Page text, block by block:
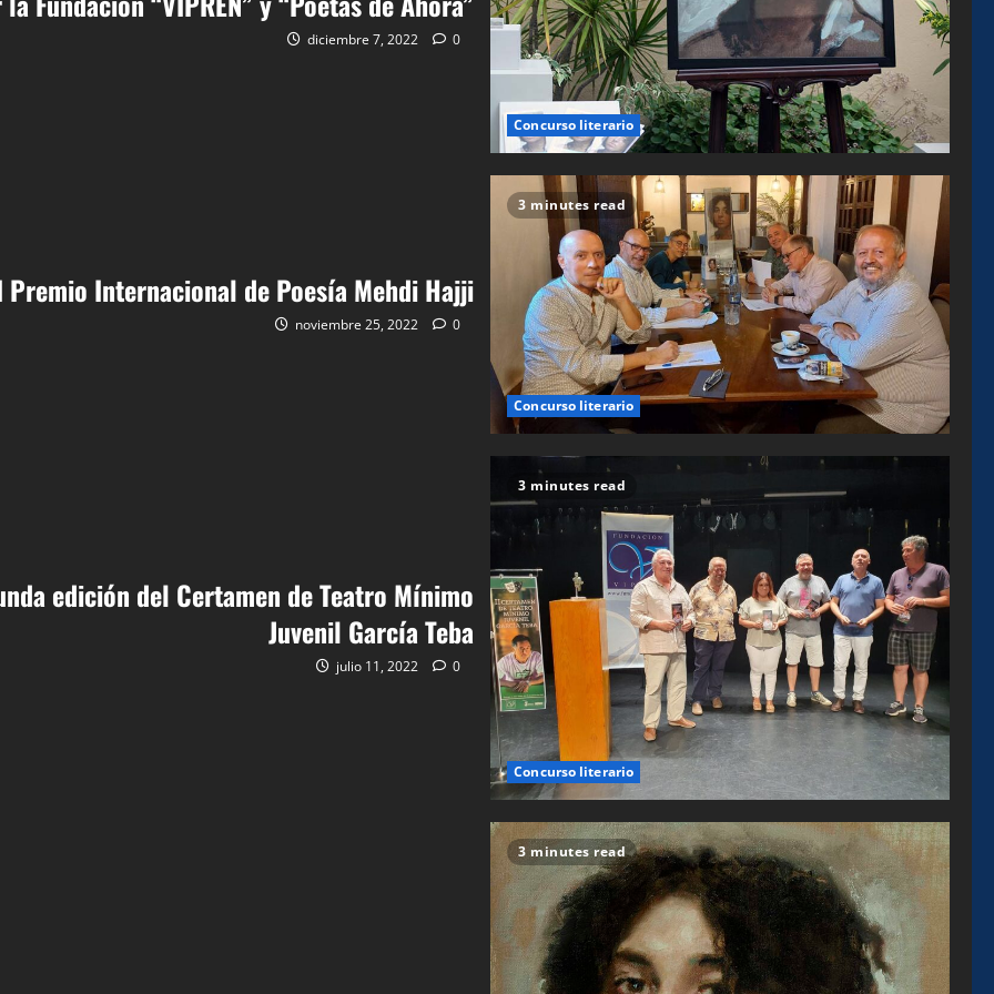
Concurso literario
diciembre 7, 2022 0
3 minutes read
Concurso literario
Premio Internacional de Poesía Mehdi Hajji
noviembre 25, 2022 0
3 minutes read
Concurso literario
edición del Certamen de Teatro Mínimo
Juvenil García Teba
julio 11, 2022 0
3 minutes read